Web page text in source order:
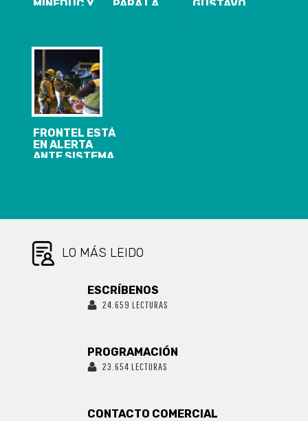
MINEDUC Y
DE INVIERNO:
ADELANTARÍAN
POR ALZA DE
ENFERMEDADES
RESPIRATORIAS
PARA LA
GUSTAVO
FRONTEL ESTÁ
EN ALERTA
ANTE SISTEMA
LO MÁS LEIDO
ESCRÍBENOS
24.659 LECTURAS
PROGRAMACIÓN
23.654 LECTURAS
CONTACTO COMERCIAL